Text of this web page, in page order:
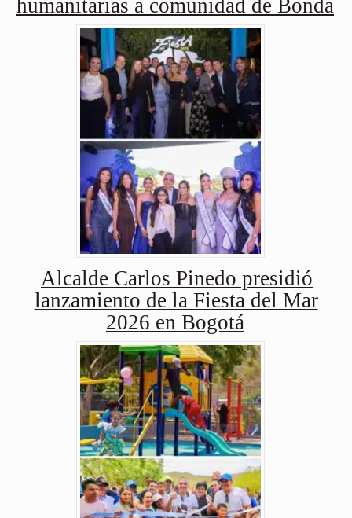
humanitarias a comunidad de Bonda
Alcalde Carlos Pinedo presidió
lanzamiento de la Fiesta del Mar
2026 en Bogotá